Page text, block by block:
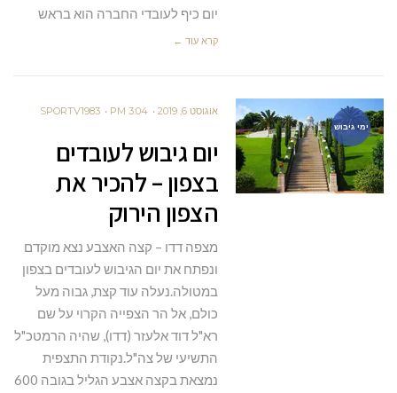
יום כיף לעובדי החברה הוא בראש
קרא עוד ←
ימי גיבוש
אוגוסט 6, 2019 3:04 PM
SPORTV1983
יום גיבוש לעובדים
בצפון – להכיר את
הצפון הירוק
מצפה דדו – קצה האצבע נצא מוקדם
ונפתח את יום הגיבוש לעובדים בצפון
במטולה.נעלה עוד קצת, גבוה מעל
כולם, אל הר הצפייה הקרוי על שם
רא"ל דוד אלעזר (דדו), שהיה הרמטכ"ל
התשיעי של צה"ל.נקודת התצפית
נמצאת בקצה אצבע הגליל בגובה 600